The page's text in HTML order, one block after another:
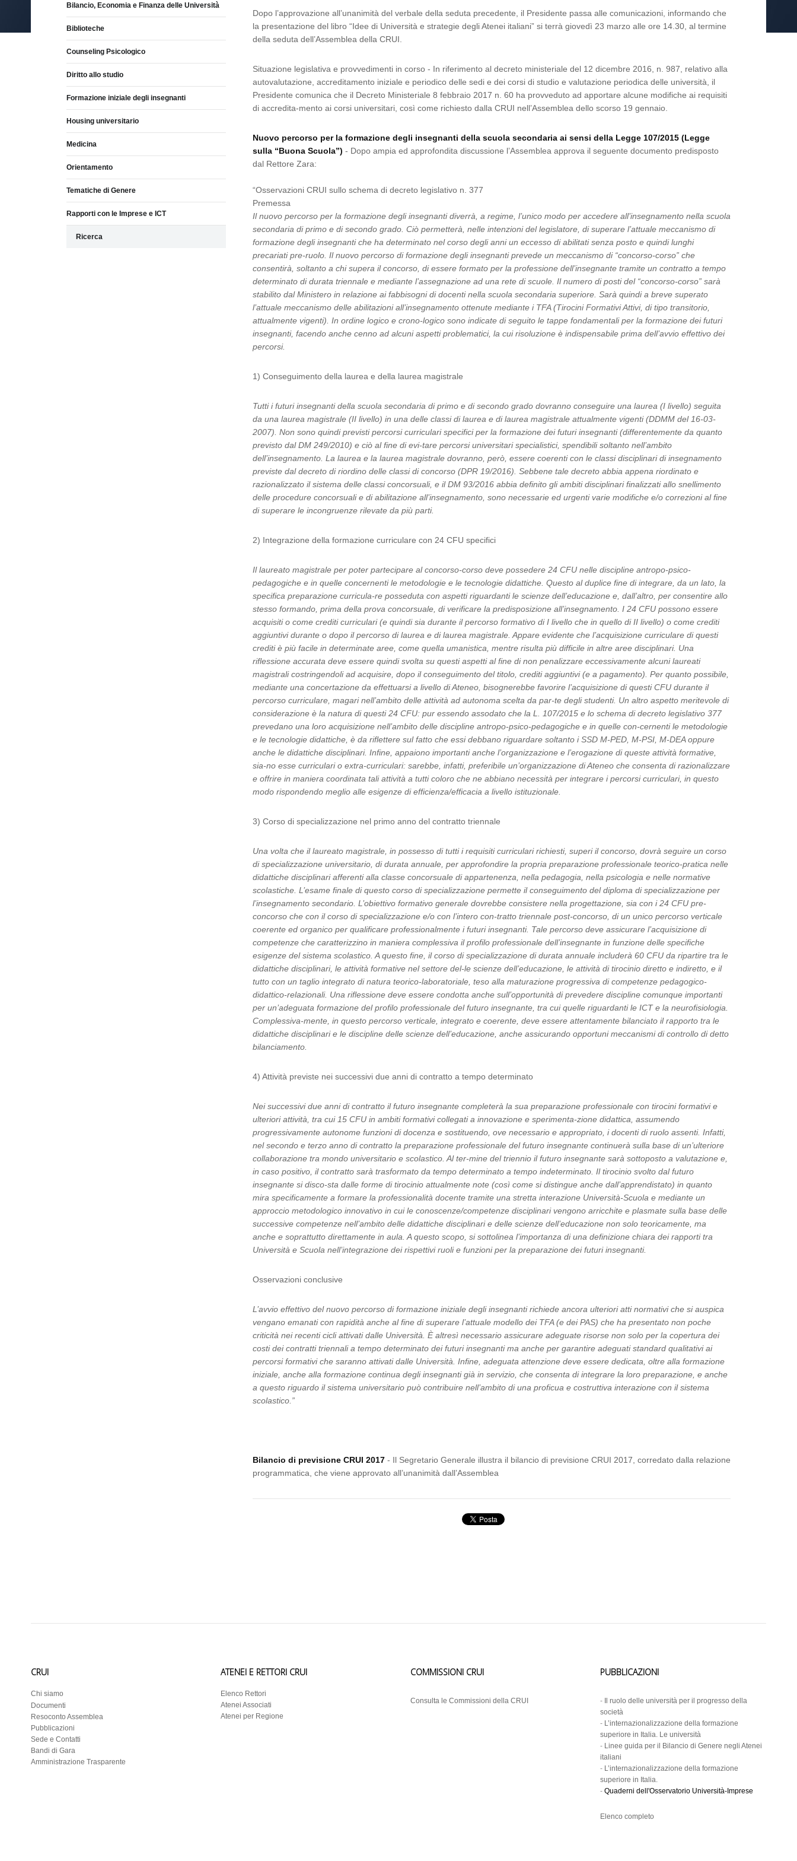
Dopo l’approvazione all’unanimità del verbale della seduta precedente, il Presidente passa alle comunicazioni, informando che
la presentazione del libro “Idee di Università e strategie degli Atenei italiani” si terrà giovedì 23 marzo alle ore 14.30, al termine
della seduta dell’Assemblea della CRUI.
Situazione legislativa e provvedimenti in corso - In riferimento al decreto ministeriale del 12 dicembre 2016, n. 987, relativo alla
autovalutazione, accreditamento iniziale e periodico delle sedi e dei corsi di studio e valutazione periodica delle università, il
Presidente comunica che il Decreto Ministeriale 8 febbraio 2017 n. 60 ha provveduto ad apportare alcune modifiche ai requisiti
di accredita-mento ai corsi universitari, così come richiesto dalla CRUI nell’Assemblea dello scorso 19 gennaio.
Nuovo percorso per la formazione degli insegnanti della scuola secondaria ai sensi della Legge 107/2015 (Legge
sulla “Buona Scuola”) - Dopo ampia ed approfondita discussione l’Assemblea approva il seguente documento predisposto
dal Rettore Zara:
“Osservazioni CRUI sullo schema di decreto legislativo n. 377
Premessa
Il nuovo percorso per la formazione degli insegnanti diverrà, a regime, l’unico modo per accedere all’insegnamento nella scuola
secondaria di primo e di secondo grado. Ciò permetterà, nelle intenzioni del legislatore, di superare l’attuale meccanismo di
formazione degli insegnanti che ha determinato nel corso degli anni un eccesso di abilitati senza posto e quindi lunghi
precariati pre-ruolo. Il nuovo percorso di formazione degli insegnanti prevede un meccanismo di “concorso-corso” che
consentirà, soltanto a chi supera il concorso, di essere formato per la professione dell’insegnante tramite un contratto a tempo
determinato di durata triennale e mediante l’assegnazione ad una rete di scuole. Il numero di posti del “concorso-corso” sarà
stabilito dal Ministero in relazione ai fabbisogni di docenti nella scuola secondaria superiore. Sarà quindi a breve superato
l’attuale meccanismo delle abilitazioni all’insegnamento ottenute mediante i TFA (Tirocini Formativi Attivi, di tipo transitorio,
attualmente vigenti). In ordine logico e crono-logico sono indicate di seguito le tappe fondamentali per la formazione dei futuri
insegnanti, facendo anche cenno ad alcuni aspetti problematici, la cui risoluzione è indispensabile prima dell’avvio effettivo dei
percorsi.
1) Conseguimento della laurea e della laurea magistrale
Tutti i futuri insegnanti della scuola secondaria di primo e di secondo grado dovranno conseguire una laurea (I livello) seguita
da una laurea magistrale (II livello) in una delle classi di laurea e di laurea magistrale attualmente vigenti (DDMM del 16-03-
2007). Non sono quindi previsti percorsi curriculari specifici per la formazione dei futuri insegnanti (differentemente da quanto
previsto dal DM 249/2010) e ciò al fine di evi-tare percorsi universitari specialistici, spendibili soltanto nell’ambito
dell’insegnamento. La laurea e la laurea magistrale dovranno, però, essere coerenti con le classi disciplinari di insegnamento
previste dal decreto di riordino delle classi di concorso (DPR 19/2016). Sebbene tale decreto abbia appena riordinato e
razionalizzato il sistema delle classi concorsuali, e il DM 93/2016 abbia definito gli ambiti disciplinari finalizzati allo snellimento
delle procedure concorsuali e di abilitazione all’insegnamento, sono necessarie ed urgenti varie modifiche e/o correzioni al fine
di superare le incongruenze rilevate da più parti.
2) Integrazione della formazione curriculare con 24 CFU specifici
Il laureato magistrale per poter partecipare al concorso-corso deve possedere 24 CFU nelle discipline antropo-psico-
pedagogiche e in quelle concernenti le metodologie e le tecnologie didattiche. Questo al duplice fine di integrare, da un lato, la
specifica preparazione curricula-re posseduta con aspetti riguardanti le scienze dell’educazione e, dall’altro, per consentire allo
stesso formando, prima della prova concorsuale, di verificare la predisposizione all’insegnamento. I 24 CFU possono essere
acquisiti o come crediti curriculari (e quindi sia durante il percorso formativo di I livello che in quello di II livello) o come crediti
aggiuntivi durante o dopo il percorso di laurea e di laurea magistrale. Appare evidente che l’acquisizione curriculare di questi
crediti è più facile in determinate aree, come quella umanistica, mentre risulta più difficile in altre aree disciplinari. Una
riflessione accurata deve essere quindi svolta su questi aspetti al fine di non penalizzare eccessivamente alcuni laureati
magistrali costringendoli ad acquisire, dopo il conseguimento del titolo, crediti aggiuntivi (e a pagamento). Per quanto possibile,
mediante una concertazione da effettuarsi a livello di Ateneo, bisognerebbe favorire l’acquisizione di questi CFU durante il
percorso curriculare, magari nell’ambito delle attività ad autonoma scelta da par-te degli studenti. Un altro aspetto meritevole di
considerazione è la natura di questi 24 CFU: pur essendo assodato che la L. 107/2015 e lo schema di decreto legislativo 377
prevedano una loro acquisizione nell’ambito delle discipline antropo-psico-pedagogiche e in quelle con-cernenti le metodologie
e le tecnologie didattiche, è da riflettere sul fatto che essi debbano riguardare soltanto i SSD M-PED, M-PSI, M-DEA oppure
anche le didattiche disciplinari. Infine, appaiono importanti anche l’organizzazione e l’erogazione di queste attività formative,
sia-no esse curriculari o extra-curriculari: sarebbe, infatti, preferibile un’organizzazione di Ateneo che consenta di razionalizzare
e offrire in maniera coordinata tali attività a tutti coloro che ne abbiano necessità per integrare i percorsi curriculari, in questo
modo rispondendo meglio alle esigenze di efficienza/efficacia a livello istituzionale.
3) Corso di specializzazione nel primo anno del contratto triennale
Una volta che il laureato magistrale, in possesso di tutti i requisiti curriculari richiesti, superi il concorso, dovrà seguire un corso
di specializzazione universitario, di durata annuale, per approfondire la propria preparazione professionale teorico-pratica nelle
didattiche disciplinari afferenti alla classe concorsuale di appartenenza, nella pedagogia, nella psicologia e nelle normative
scolastiche. L’esame finale di questo corso di specializzazione permette il conseguimento del diploma di specializzazione per
l’insegnamento secondario. L’obiettivo formativo generale dovrebbe consistere nella progettazione, sia con i 24 CFU pre-
concorso che con il corso di specializzazione e/o con l’intero con-tratto triennale post-concorso, di un unico percorso verticale
coerente ed organico per qualificare professionalmente i futuri insegnanti. Tale percorso deve assicurare l’acquisizione di
competenze che caratterizzino in maniera complessiva il profilo professionale dell’insegnante in funzione delle specifiche
esigenze del sistema scolastico. A questo fine, il corso di specializzazione di durata annuale includerà 60 CFU da ripartire tra le
didattiche disciplinari, le attività formative nel settore del-le scienze dell’educazione, le attività di tirocinio diretto e indiretto, e il
tutto con un taglio integrato di natura teorico-laboratoriale, teso alla maturazione progressiva di competenze pedagogico-
didattico-relazionali. Una riflessione deve essere condotta anche sull’opportunità di prevedere discipline comunque importanti
per un’adeguata formazione del profilo professionale del futuro insegnante, tra cui quelle riguardanti le ICT e la neurofisiologia.
Complessiva-mente, in questo percorso verticale, integrato e coerente, deve essere attentamente bilanciato il rapporto tra le
didattiche disciplinari e le discipline delle scienze dell’educazione, anche assicurando opportuni meccanismi di controllo di detto
bilanciamento.
4) Attività previste nei successivi due anni di contratto a tempo determinato
Nei successivi due anni di contratto il futuro insegnante completerà la sua preparazione professionale con tirocini formativi e
ulteriori attività, tra cui 15 CFU in ambiti formativi collegati a innovazione e sperimenta-zione didattica, assumendo
progressivamente autonome funzioni di docenza e sostituendo, ove necessario e appropriato, i docenti di ruolo assenti. Infatti,
nel secondo e terzo anno di contratto la preparazione professionale del futuro insegnante continuerà sulla base di un’ulteriore
collaborazione tra mondo universitario e scolastico. Al ter-mine del triennio il futuro insegnante sarà sottoposto a valutazione e,
in caso positivo, il contratto sarà trasformato da tempo determinato a tempo indeterminato. Il tirocinio svolto dal futuro
insegnante si disco-sta dalle forme di tirocinio attualmente note (così come si distingue anche dall’apprendistato) in quanto
mira specificamente a formare la professionalità docente tramite una stretta interazione Università-Scuola e mediante un
approccio metodologico innovativo in cui le conoscenze/competenze disciplinari vengono arricchite e plasmate sulla base delle
successive competenze nell’ambito delle didattiche disciplinari e delle scienze dell’educazione non solo teoricamente, ma
anche e soprattutto direttamente in aula. A questo scopo, si sottolinea l’importanza di una definizione chiara dei rapporti tra
Università e Scuola nell’integrazione dei rispettivi ruoli e funzioni per la preparazione dei futuri insegnanti.
Osservazioni conclusive
L’avvio effettivo del nuovo percorso di formazione iniziale degli insegnanti richiede ancora ulteriori atti normativi che si auspica
vengano emanati con rapidità anche al fine di superare l’attuale modello dei TFA (e dei PAS) che ha presentato non poche
criticità nei recenti cicli attivati dalle Università. È altresì necessario assicurare adeguate risorse non solo per la copertura dei
costi dei contratti triennali a tempo determinato dei futuri insegnanti ma anche per garantire adeguati standard qualitativi ai
percorsi formativi che saranno attivati dalle Università. Infine, adeguata attenzione deve essere dedicata, oltre alla formazione
iniziale, anche alla formazione continua degli insegnanti già in servizio, che consenta di integrare la loro preparazione, e anche
a questo riguardo il sistema universitario può contribuire nell’ambito di una proficua e costruttiva interazione con il sistema
scolastico.”
Bilancio di previsione CRUI 2017- Il Segretario Generale illustra il bilancio di previsione CRUI 2017, corredato dalla relazione
programmatica, che viene approvato all’unanimità dall’Assemblea
Bilancio, Economia e Finanza delle Università
Biblioteche
Counseling Psicologico
Diritto allo studio
Formazione iniziale degli insegnanti
Housing universitario
Medicina
Orientamento
Tematiche di Genere
Rapporti con le Imprese e ICT
Ricerca
CRUI
Chi siamo
Documenti
Resoconto Assemblea
Pubblicazioni
Sede e Contatti
Bandi di Gara
Amministrazione Trasparente
ATENEI E RETTORI CRUI
Elenco Rettori
Atenei Associati
Atenei per Regione
COMMISSIONI CRUI
Consulta le Commissioni della CRUI
PUBBLICAZIONI
-
Il ruolo delle università per il progresso della
società
- L’internazionalizzazione della formazione
superiore in Italia. Le università
- Linee guida per il Bilancio di Genere negli Atenei
italiani
- L’internazionalizzazione della formazione
superiore in Italia.
- Quaderni dell'Osservatorio Università-Imprese
Elenco completo